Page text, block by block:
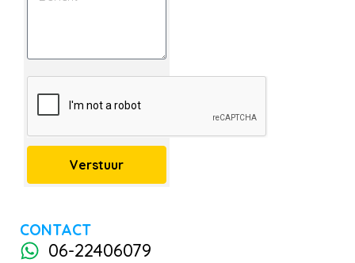
Verstuur
CONTACT
06-22406079